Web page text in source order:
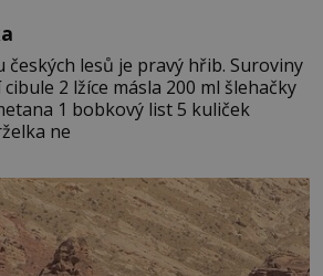
lesů je pravý hřib. Suroviny
2 lžíce másla 200 ml šlehačky
1 bobkový list 5 kuliček
ne